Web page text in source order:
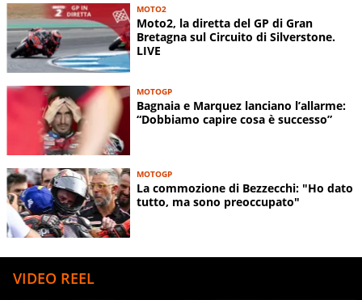
MOTO2
Moto2, la diretta del GP di Gran
Bretagna sul Circuito di Silverstone.
LIVE
MOTOGP
Bagnaia e Marquez lanciano l’allarme:
“Dobbiamo capire cosa è successo”
MOTOGP
La commozione di Bezzecchi: "Ho dato
tutto, ma sono preoccupato"
VIDEO REEL